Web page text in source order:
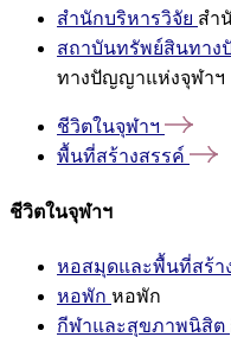
สำนักบริหารวิจัย สำ
สถาบันทรัพย์สินทาง
ทางปัญญาแห่งจุฬาฯ
ชีวิตในจุฬาฯ
พื้นที่สร้างสรรค์
ชีวิตในจุฬาฯ
หอสมุดและพื้นที่สร้า
หอพัก หอพัก
กีฬาและสุขภาพนิสิต